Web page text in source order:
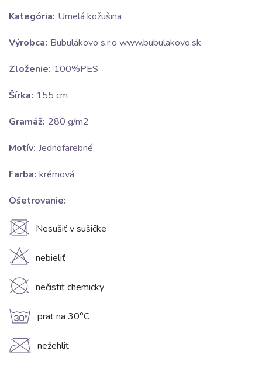
Kategória: Umelá kožušina
Výrobca: Bubulákovo s.r.o www.bubulakovo.sk
Zloženie: 100%PES
Šírka: 155 cm
Gramáž: 280 g/m2
Motív: Jednofarebné
Farba: krémová
Ošetrovanie:
U Nesušiť v sušičke
H nebieliť
K nečistiť chemicky
g prať na 30°C
C nežehliť